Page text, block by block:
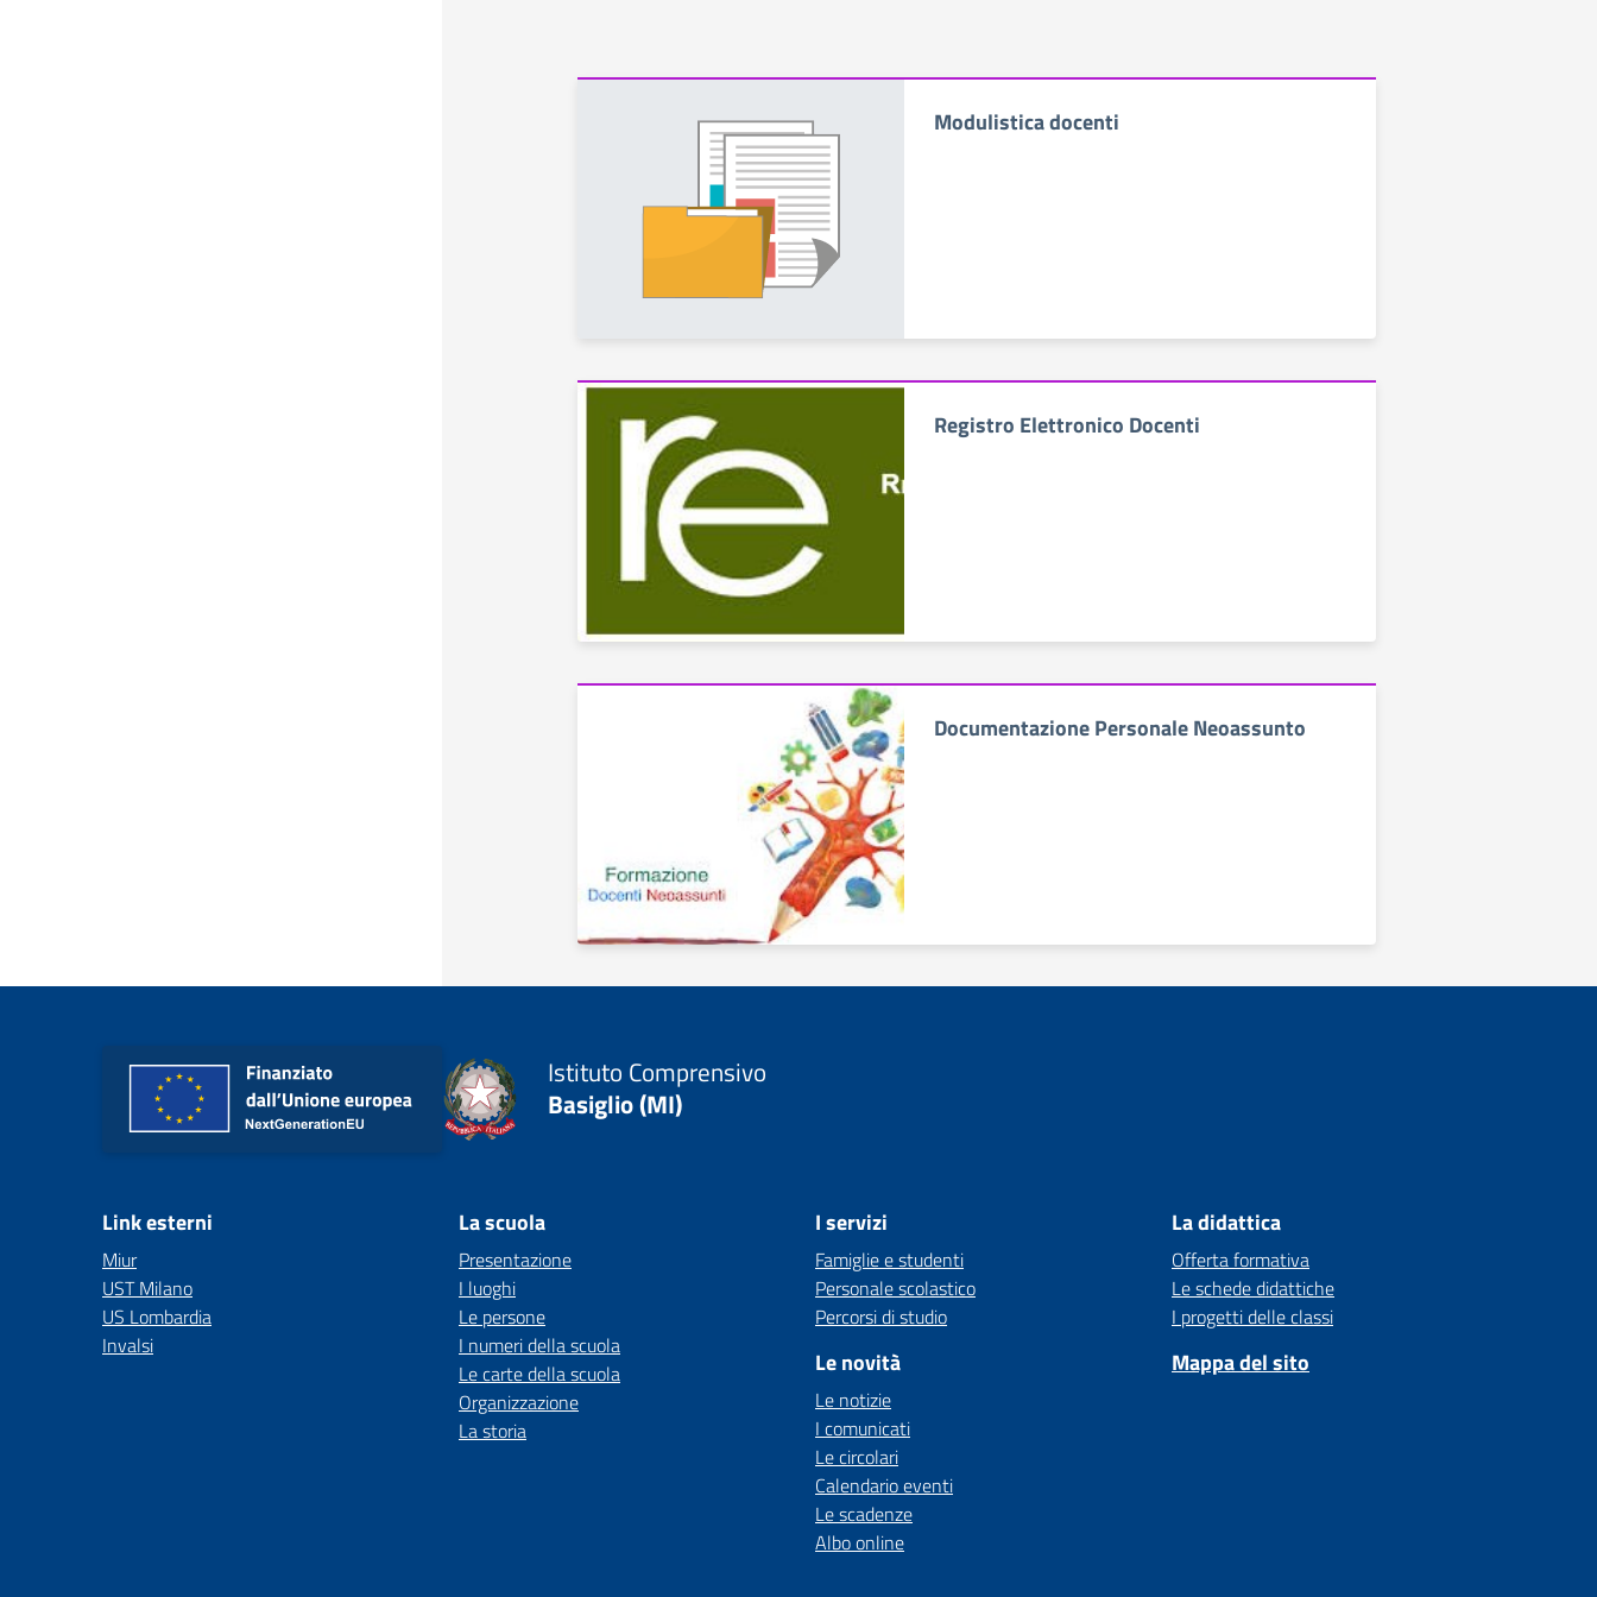
Modulistica docenti
Registro Elettronico Docenti
Documentazione Personale Neoassunto
Istituto Comprensivo
Basiglio (MI)
Link esterni
Miur
UST Milano
US Lombardia
Invalsi
La scuola
Presentazione
I luoghi
Le persone
I numeri della scuola
Le carte della scuola
Organizzazione
La storia
I servizi
Famiglie e studenti
Personale scolastico
Percorsi di studio
Le novità
Le notizie
I comunicati
Le circolari
Calendario eventi
Le scadenze
Albo online
La didattica
Offerta formativa
Le schede didattiche
I progetti delle classi
Mappa del sito